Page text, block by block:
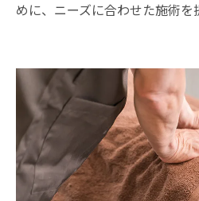
めに、ニーズに合わせた施術を